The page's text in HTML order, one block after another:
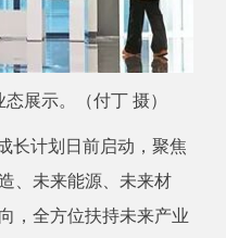
展示。（付丁 摄）
计划日前启动，聚焦
、未来能源、未来材
，全方位扶持未来产业